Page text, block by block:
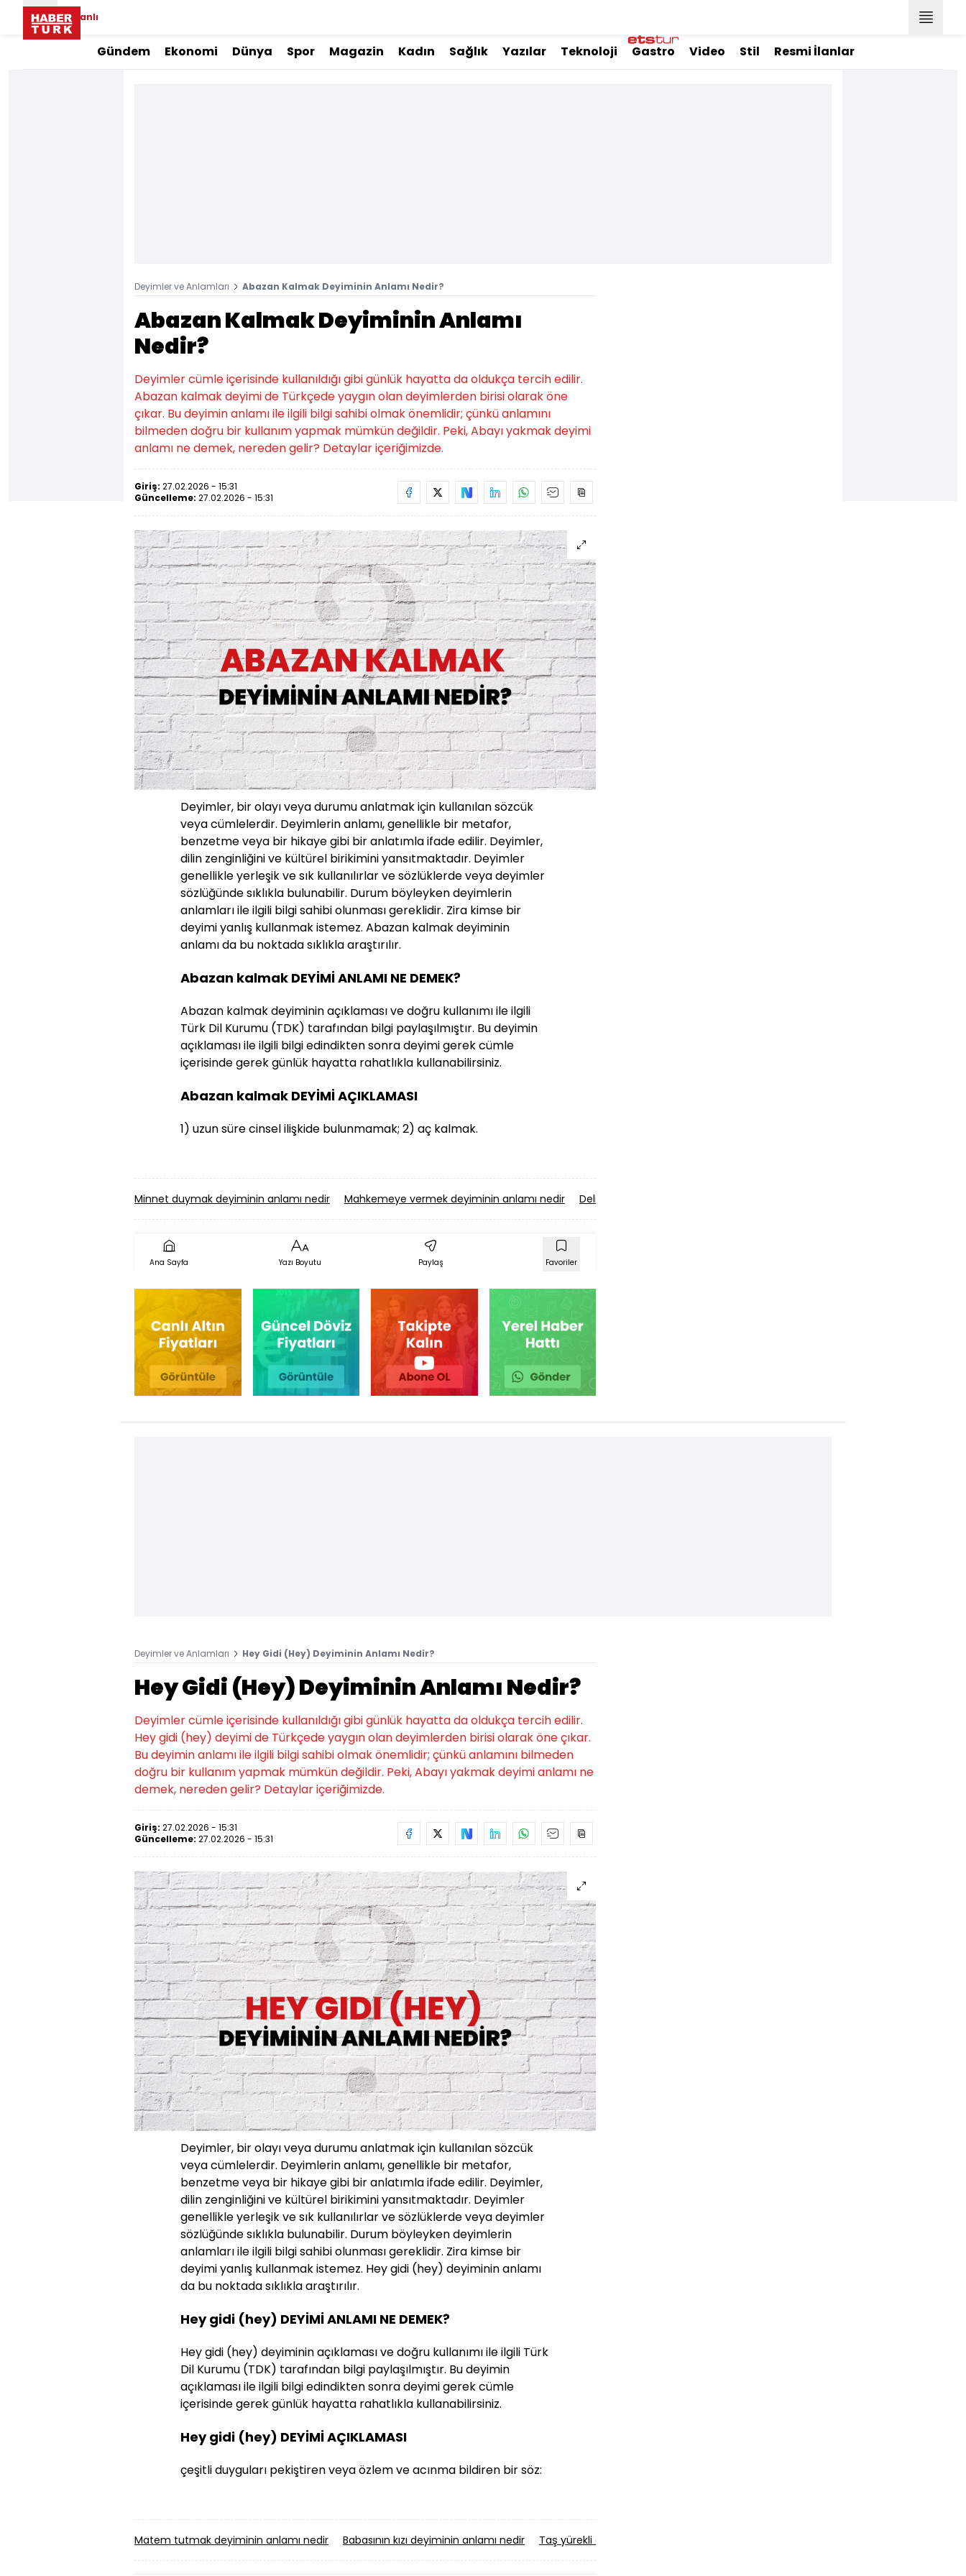
Canlı
Gündem Ekonomi Dünya Spor Magazin Kadın Sağlık Yazılar Teknoloji Gastro Video Stil Resmi İlanlar
Deyimler ve Anlamları Abazan Kalmak Deyiminin Anlamı Nedir?
Abazan Kalmak Deyiminin Anlamı
Nedir?
Deyimler cümle içerisinde kullanıldığı gibi günlük hayatta da oldukça tercih edilir.
Abazan kalmak deyimi de Türkçede yaygın olan deyimlerden birisi olarak öne
çıkar. Bu deyimin anlamı ile ilgili bilgi sahibi olmak önemlidir; çünkü anlamını
bilmeden doğru bir kullanım yapmak mümkün değildir. Peki, Abayı yakmak deyimi
anlamı ne demek, nereden gelir? Detaylar içeriğimizde.
Giriş: 27.02.2026 - 15:31
Güncelleme: 27.02.2026 - 15:31
Deyimler, bir olayı veya durumu anlatmak için kullanılan sözcük
veya cümlelerdir. Deyimlerin anlamı, genellikle bir metafor,
benzetme veya bir hikaye gibi bir anlatımla ifade edilir. Deyimler,
dilin zenginliğini ve kültürel birikimini yansıtmaktadır. Deyimler
genellikle yerleşik ve sık kullanılırlar ve sözlüklerde veya deyimler
sözlüğünde sıklıkla bulunabilir. Durum böyleyken deyimlerin
anlamları ile ilgili bilgi sahibi olunması gereklidir. Zira kimse bir
deyimi yanlış kullanmak istemez. Abazan kalmak deyiminin
anlamı da bu noktada sıklıkla araştırılır.
Abazan kalmak DEYİMİ ANLAMI NE DEMEK?
Abazan kalmak deyiminin açıklaması ve doğru kullanımı ile ilgili
Türk Dil Kurumu (TDK) tarafından bilgi paylaşılmıştır. Bu deyimin
açıklaması ile ilgili bilgi edindikten sonra deyimi gerek cümle
içerisinde gerek günlük hayatta rahatlıkla kullanabilirsiniz.
Abazan kalmak DEYİMİ AÇIKLAMASI
1) uzun süre cinsel ilişkide bulunmamak; 2) aç kalmak.
Minnet duymak deyiminin anlamı nedir Mahkemeye vermek deyiminin anlamı nedir Deliye dönmek deyiminin anlamı nedir
Ana Sayfa Yazı Boyutu Paylaş Favoriler
Deyimler ve Anlamları Hey Gidi (Hey) Deyiminin Anlamı Nedir?
Hey Gidi (Hey) Deyiminin Anlamı Nedir?
Deyimler cümle içerisinde kullanıldığı gibi günlük hayatta da oldukça tercih edilir.
Hey gidi (hey) deyimi de Türkçede yaygın olan deyimlerden birisi olarak öne çıkar.
Bu deyimin anlamı ile ilgili bilgi sahibi olmak önemlidir; çünkü anlamını bilmeden
doğru bir kullanım yapmak mümkün değildir. Peki, Abayı yakmak deyimi anlamı ne
demek, nereden gelir? Detaylar içeriğimizde.
Giriş: 27.02.2026 - 15:31
Güncelleme: 27.02.2026 - 15:31
Deyimler, bir olayı veya durumu anlatmak için kullanılan sözcük
veya cümlelerdir. Deyimlerin anlamı, genellikle bir metafor,
benzetme veya bir hikaye gibi bir anlatımla ifade edilir. Deyimler,
dilin zenginliğini ve kültürel birikimini yansıtmaktadır. Deyimler
genellikle yerleşik ve sık kullanılırlar ve sözlüklerde veya deyimler
sözlüğünde sıklıkla bulunabilir. Durum böyleyken deyimlerin
anlamları ile ilgili bilgi sahibi olunması gereklidir. Zira kimse bir
deyimi yanlış kullanmak istemez. Hey gidi (hey) deyiminin anlamı
da bu noktada sıklıkla araştırılır.
Hey gidi (hey) DEYİMİ ANLAMI NE DEMEK?
Hey gidi (hey) deyiminin açıklaması ve doğru kullanımı ile ilgili Türk
Dil Kurumu (TDK) tarafından bilgi paylaşılmıştır. Bu deyimin
açıklaması ile ilgili bilgi edindikten sonra deyimi gerek cümle
içerisinde gerek günlük hayatta rahatlıkla kullanabilirsiniz.
Hey gidi (hey) DEYİMİ AÇIKLAMASI
çeşitli duyguları pekiştiren veya özlem ve acınma bildiren bir söz:
Matem tutmak deyiminin anlamı nedir Babasının kızı deyiminin anlamı nedir Taş yürekli deyiminin anlamı nedir